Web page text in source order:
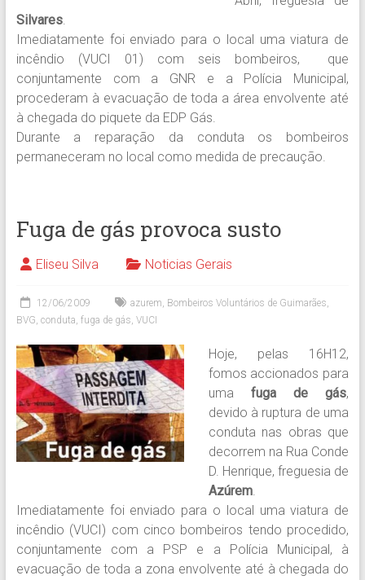
Silvares.
Imediatamente foi enviado para o local uma viatura de
incêndio (VUCI 01) com seis bombeiros, que
conjuntamente com a GNR e a Polícia Municipal,
procederam à evacuação de toda a área envolvente até
à chegada do piquete da EDP Gás.
Durante a reparação da conduta os bombeiros
permaneceram no local como medida de precaução.
Fuga de gás provoca susto
Eliseu Silva Noticias Gerais
12/06/2009 azurem, Bombeiros Voluntários de Guimarães,
BVG, conduta, fuga de gás, VUCI
Hoje, pelas 16H12,
fomos accionados para
uma fuga de gás,
devido à ruptura de uma
conduta nas obras que
decorrem na Rua Conde
D. Henrique, freguesia de
Azúrem.
Imediatamente foi enviado para o local uma viatura de
incêndio (VUCI) com cinco bombeiros tendo procedido,
conjuntamente com a PSP e a Polícia Municipal, à
evacuação de toda a zona envolvente até à chegada do